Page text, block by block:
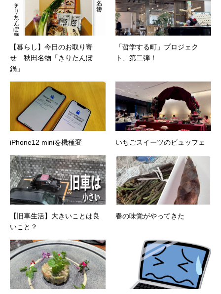
【暮らし】今日のお取り寄
せ 秋田名物「きりたんぽ
鍋」
「哲学する町」プロジェク
ト、第二弾！
iPhone12 miniを機種変 いちごスイーツのビュッフェ
【旧車生活】大きいことは良
いこと？
春の味覚がやってきた